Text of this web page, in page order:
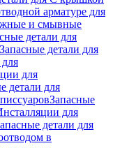
арматуре для
и смывные
детали для
Запасные детали для
для
детали для
Запасные
для
детали для
в